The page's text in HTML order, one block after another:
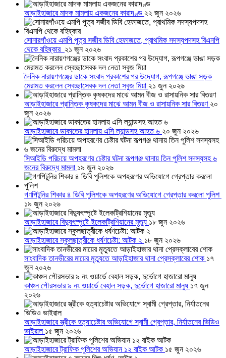
আড়াইহাজারে মাদক মামলায় একজনের কারাদণ্ড ২২ জুন ২০২৬
সোনারগাঁওয়ে এমপি পুত্র সজীব ডিবি হেফাজতে, প্রাথমিক সদস্যপদসহ বিএনপি
থেকে বহিষ্কার ২১ জুন ২০২৬
দৈনিক নারায়ণগঞ্জের ডাকে সংবাদ প্রকাশের পর উদ্যোগ, রূপগঞ্জে ভাঙা সড়ক
মেরামত করলেন স্বেচ্ছাসেবক দল নেতা সবুজ মিয়া ২১ জুন ২০২৬
আড়াইহাজারে প্রান্তিক কৃষকদের মাঝে আমন বীজ ও রাসায়নিক সার বিতরণ ২০
জুন ২০২৬
আড়াইহাজারে ডাকাতের হামলায় এসি ল্যান্ডসহ আহত ৬ ২০ জুন ২০২৬
সিআইডি পরিচয়ে অপহরণের চেষ্টার ঘটনা রূপগঞ্জ থানায় তিন পুলিশ সদস্যসহ ৬
জনের বিরুদ্ধে মামলা ১৯ জুন ২০২৬
গণপিটুনির শিকার ৪ ডিবি পুলিশকে অপহরণের অভিযোগে গ্রেপ্তার করলো পুলিশ
১৯ জুন ২০২৬
আড়াইহাজারে বিদ্যুৎস্পৃষ্টে ইলেকট্রিশিয়ানের মৃত্যু ১৮ জুন ২০২৬
আড়াইহাজারে স্কুলছাত্রীকে ধর্ষণচেষ্টা: আটক ২ ১৮ জুন ২০২৬
সাংবাদিক তানভীরের মায়ের মৃত্যুতে আড়াইহাজার থানা প্রেসক্লাবের শোক ১৭
জুন ২০২৬
কাঞ্চন পৌরসভার ৯ নং ওয়ার্ডে বেহাল সড়ক, দুর্ভোগে হাজারো মানুষ ১৭ জুন
২০২৬
আড়াইহাজারে স্ত্রীকে হত্যাচেষ্টার অভিযোগে স্বামী গ্রেপ্তার, নির্যাতনের ভিডিও
ভাইরাল ১৫ জুন ২০২৬
আড়াইহাজারে ট্রাফিক পুলিশের অভিযান ১২ বাইক আটক ১৫ জুন ২০২৬